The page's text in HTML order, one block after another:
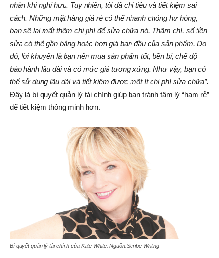
nhàn khi nghỉ hưu. Tuy nhiên, tôi đã chi tiêu và tiết kiệm sai
cách. Những mặt hàng giá rẻ có thể nhanh chóng hư hỏng,
bạn sẽ lại mất thêm chi phí để sửa chữa nó. Thậm chí, số tiền
sửa có thể gần bằng hoặc hơn giá ban đầu của sản phẩm. Do
đó, lời khuyên là bạn nên mua sản phẩm tốt, bền bỉ, chế độ
bảo hành lâu dài và có mức giá tương xứng. Như vậy, bạn có
thể sử dụng lâu dài và tiết kiệm được một ít chi phí sửa chữa”.
Đây là bí quyết quản lý tài chính giúp bạn tránh tâm lý “ham rẻ”
để tiết kiệm thông minh hơn.
Bí quyết quản lý tài chính của Kate White. Nguồn:Scribe Writing